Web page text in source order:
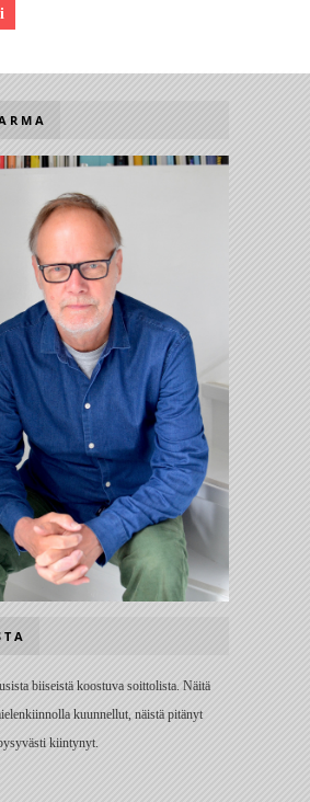
biiseistä koostuva soittolista. Näitä
kuunnellut, näistä pitänyt
kiintynyt.